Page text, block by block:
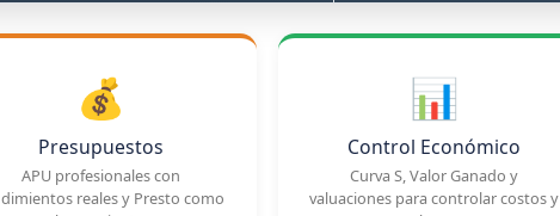
💰
Presupuestos
APU profesionales con
reales y Presto como
📊
Control Económico
Curva S, Valor Ganado y
valuaciones para controlar costos y